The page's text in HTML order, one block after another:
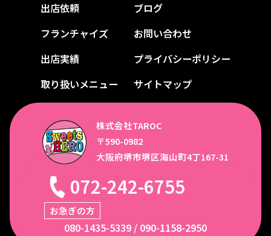
出店依頼
フランチャイズ
出店実績
取り扱いメニュー
ブログ
お問い合わせ
プライバシーポリシー
サイトマップ
株式会社TAROC
〒590-0982
大阪府堺市堺区海山町4丁167-31
072-242-6755
お急ぎの方
080-1435-5339 / 090-1158-2950